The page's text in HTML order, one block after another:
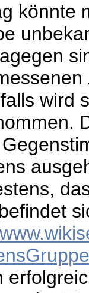
könnte
wird